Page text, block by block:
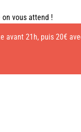
vous attend !
avant 21h, puis 20€